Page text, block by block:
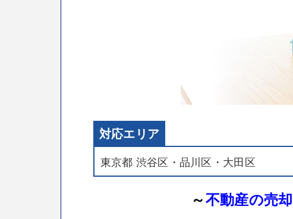
対応エリア
東京都 渋谷区・品川区・大田区
～不動産の売却